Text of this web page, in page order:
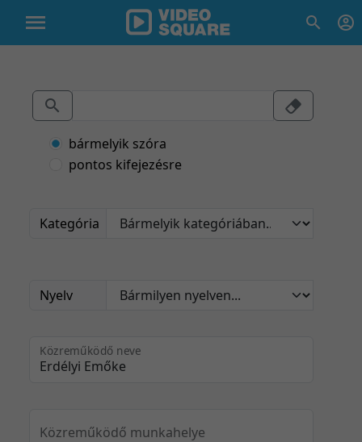
bármelyik szóra
pontos kifejezésre
Kategória
Nyelv
Közreműködő neve
Közreműködő munkahelye